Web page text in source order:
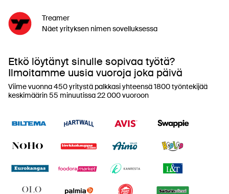
Treamer
Näet yrityksen nimen sovelluksessa
Etkö löytänyt sinulle sopivaa työtä?
Ilmoitamme uusia vuoroja joka päivä
Viime vuonna 450 yritystä palkkasi yhteensä 1800 työntekijää
keskimäärin 55 minuutissa 22 000 vuoroon